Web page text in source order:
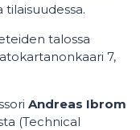
tilaisuudessa.
talossa
7,
Andreas Ibrom
(Technical